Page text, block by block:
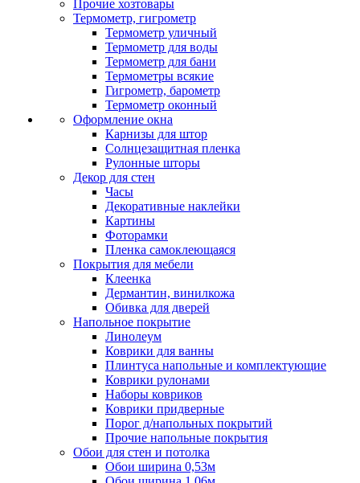
Прочие хозтовары
Термометр, гигрометр
Термометр уличный
Термометр для воды
Термометр для бани
Термометры всякие
Гигрометр, барометр
Термометр оконный
Оформление окна
Карнизы для штор
Солнцезащитная пленка
Рулонные шторы
Декор для стен
Часы
Декоративные наклейки
Картины
Фоторамки
Пленка самоклеющаяся
Покрытия для мебели
Клеенка
Дермантин, винилкожа
Обивка для дверей
Напольное покрытие
Линолеум
Коврики для ванны
Плинтуса напольные и комплектующие
Коврики рулонами
Наборы ковриков
Коврики придверные
Порог д/напольных покрытий
Прочие напольные покрытия
Обои для стен и потолка
Обои ширина 0,53м